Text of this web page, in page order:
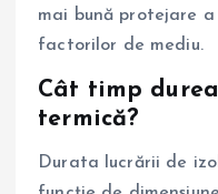
mai bună protejare
factorilor de mediu.
Cât timp
termică?
Durata lucrării de